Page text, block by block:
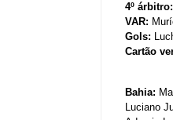
4º
VAR:
Gols:
Cartão
Bahia:
Luciano